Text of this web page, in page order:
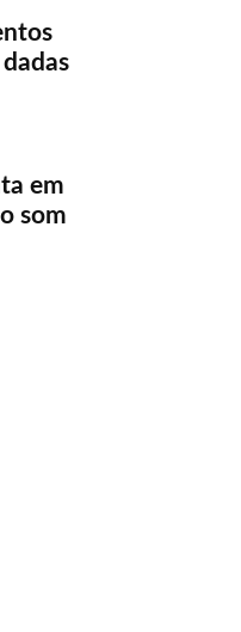
em
som